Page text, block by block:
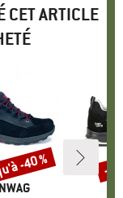
CET ARTICLE
-40 % -